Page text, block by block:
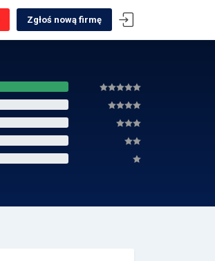
Zgłoś nową firmę